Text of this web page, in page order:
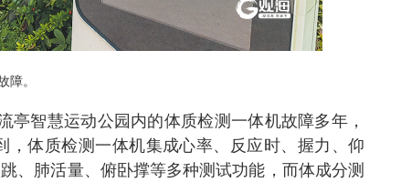
。
亭智慧运动公园内的体质检测一体机故障多年，
，体质检测一体机集成心率、反应时、握力、仰
、肺活量、俯卧撑等多种测试功能，而体成分测